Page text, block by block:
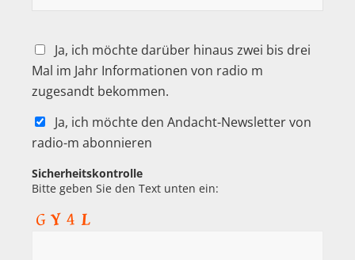
Ja, ich möchte darüber hinaus zwei bis drei
Mal im Jahr Informationen von radio m
zugesandt bekommen.
Ja, ich möchte den Andacht-Newsletter von
radio-m abonnieren
Sicherheitskontrolle
Bitte geben Sie den Text unten ein: